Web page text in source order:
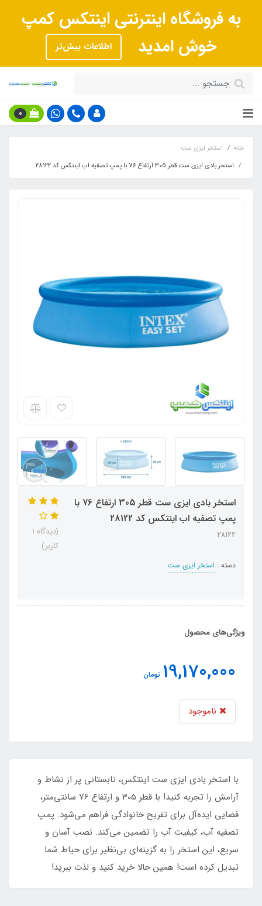
به فروشگاه اینترنتی اینتکس کمپ
خوش امدید
اطلاعات بیش‌تر
0
خانه
استخر ایزی ست
استخر بادی ایزی ست قطر 305 ارتفاع 76 با پمپ تصفیه اب اینتکس کد 28122
استخر بادی ایزی ست قطر 305 ارتفاع 76 با
پمپ تصفیه اب اینتکس کد 28122
28122
دسته : استخر ایزی ست
(دیدگاه 1
کاربر)
ویژگی‌های محصول
19,170,000 تومان
ناموجود
با استخر بادی ایزی ست اینتکس، تابستانی پر از نشاط و
آرامش را تجربه کنید! با قطر 305 و ارتفاع 76 سانتی‌متر،
فضایی ایده‌آل برای تفریح خانوادگی فراهم می‌شود. پمپ
تصفیه آب، کیفیت آب را تضمین می‌کند. نصب آسان و
سریع، این استخر را به گزینه‌ای بی‌نظیر برای حیاط شما
تبدیل کرده است! همین حالا خرید کنید و لذت ببرید!